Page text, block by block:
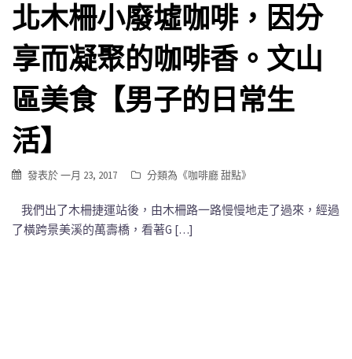
北木柵小廢墟咖啡，因分
享而凝聚的咖啡香。文山
區美食【男子的日常生
活】
發表於一月 23, 2017 分類為《咖啡廳 甜點》
我們出了木柵捷運站後，由木柵路一路慢慢地走了過來，經過
了橫跨景美溪的萬壽橋，看著G […]